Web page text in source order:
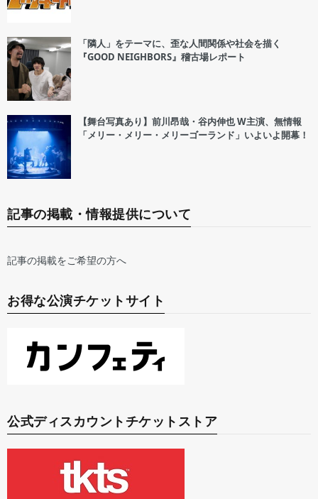
「隣人」をテーマに、歪な人間関係や社会を描く
『GOOD NEIGHBORS』稽古場レポート
【舞台写真あり】前川昂哉・谷内伸也 W主演、無情報
「メリー・メリー・メリーゴーランド」いよいよ開幕！
記事の掲載・情報提供について
記事の掲載をご希望の方へ
お得な公演チケットサイト
公式ディスカウントチケットストア